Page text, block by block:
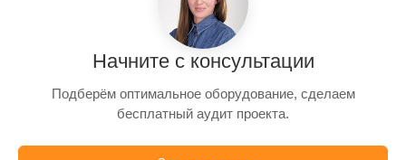
Начните с консультации
Подберём оптимальное оборудование, сделаем
бесплатный аудит проекта.